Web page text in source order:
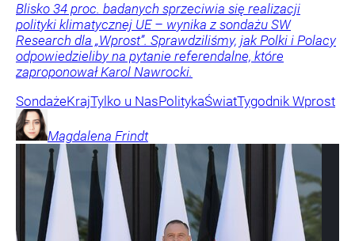
Blisko 34 proc. badanych sprzeciwia się realizacji
polityki klimatycznej UE – wynika z sondażu SW
Research dla „Wprost”. Sprawdziliśmy, jak Polki i Polacy
odpowiedzieliby na pytanie referendalne, które
zaproponował Karol Nawrocki.
SondażeKrajTylko u NasPolitykaŚwiatTygodnik Wprost
Magdalena Frindt